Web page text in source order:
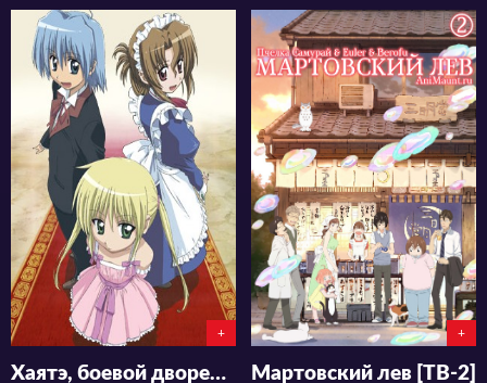
10506
1 20
+
Хаятэ, боевой дворецкий [ТВ-1]
12440
5 6
+
Мартовский лев [ТВ-2]